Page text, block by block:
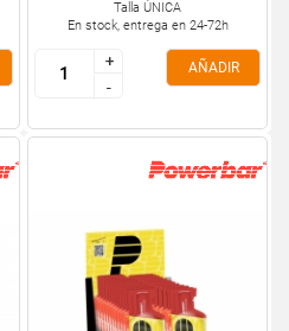
Talla ÚNICA
En stock, entrega en 24-72h
+
-
+
-
AÑADIR